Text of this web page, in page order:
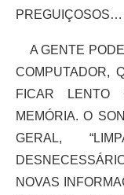
PREGUIÇOSOS…
A GENTE PODE
COMPUTADOR,
FICAR LENTO
MEMÓRIA. O
GERAL,
NOVAS